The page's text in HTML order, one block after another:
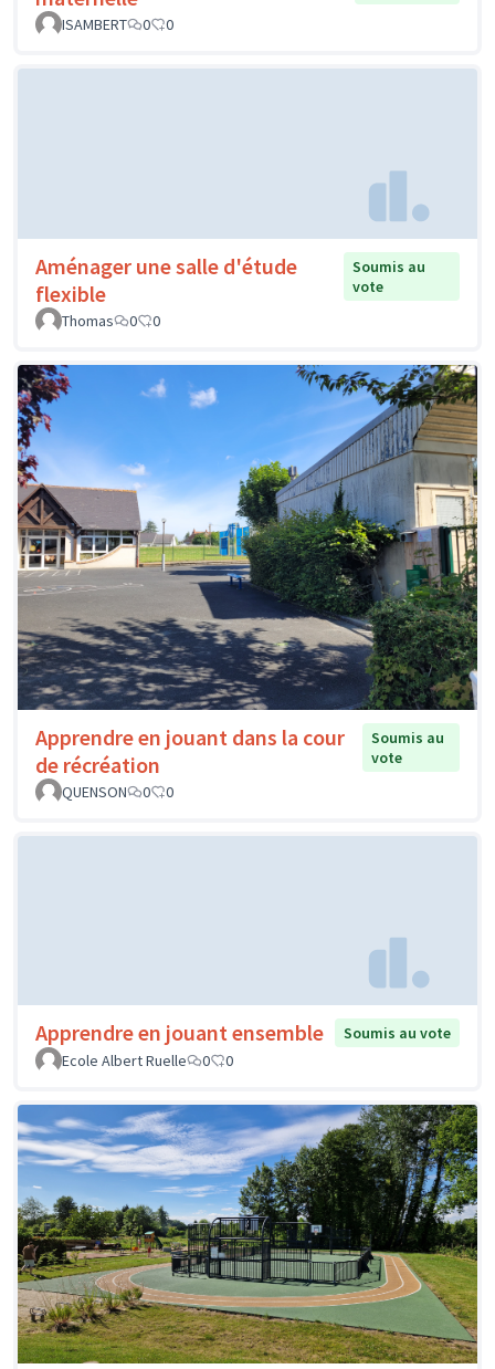
ISAMBERT
0 0
Aménager une salle d'étude
flexible
Soumis au
vote
Thomas
0 0
Apprendre en jouant dans la cour
de récréation
Soumis au
vote
QUENSON
0 0
Apprendre en jouant ensemble
Soumis au vote
Ecole Albert Ruelle
0 0